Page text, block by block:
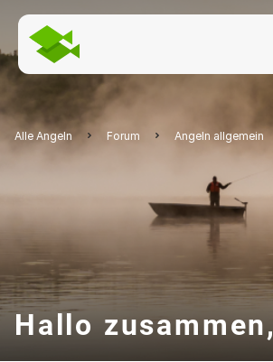
Alle Angeln Forum Angeln allgemein
Hallo zusammen,